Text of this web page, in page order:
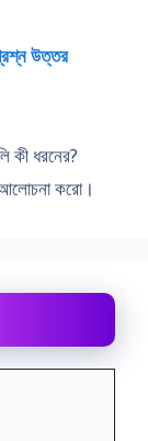
উত্তর
কী ধরনের?
করাে।